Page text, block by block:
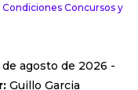
Condiciones Concursos y
agosto de 2026 -
Guillo Garcia